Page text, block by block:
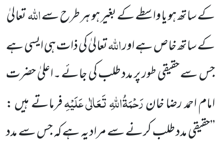
کے ساتھ ہو یا واسطے کے بغیر ہو ہر طرح سےاللہتعالیٰ
کے ساتھ خاص ہے اوراللہتعالیٰ کی ذات ہی ایسی ہے
جس سے حقیقی طور پر مدد طلب کی جائے ۔اعلیٰ حضرت
امام احمد رضا خانرَحْمَۃُاللہِ تَعَالٰی عَلَیْہِفرماتے ہیں :
’’حقیقی مدد طلب کرنے سے مراد یہ ہے کہ جس سے مدد